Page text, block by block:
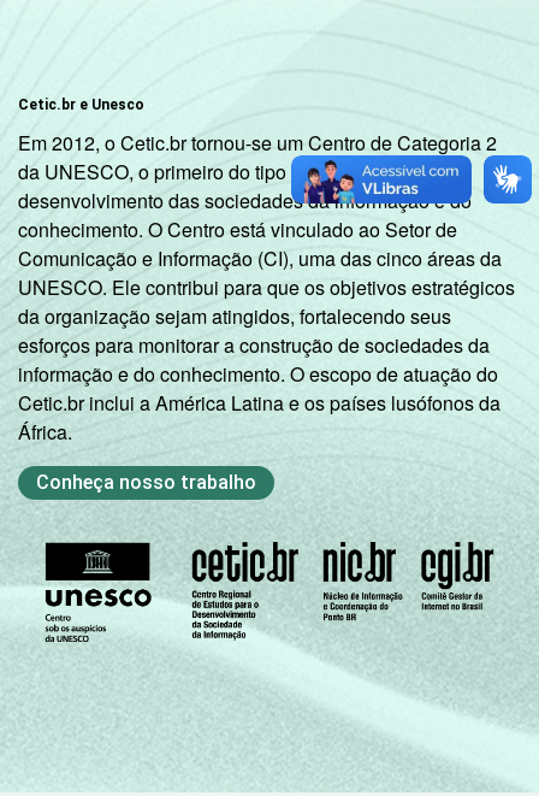
Cetic.br e Unesco
Em 2012, o Cetic.br tornou-se um Centro de Categoria 2
da UNESCO, o primeiro do tipo dedicado ao
desenvolvimento das sociedades da informação e do
conhecimento. O Centro está vinculado ao Setor de
Comunicação e Informação (CI), uma das cinco áreas da
UNESCO. Ele contribui para que os objetivos estratégicos
da organização sejam atingidos, fortalecendo seus
esforços para monitorar a construção de sociedades da
informação e do conhecimento. O escopo de atuação do
Cetic.br inclui a América Latina e os países lusófonos da
África.
Conheça nosso trabalho